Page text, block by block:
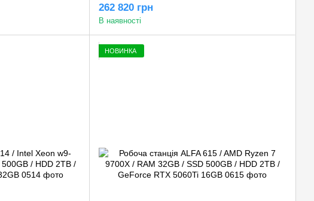
PRO 4000 Blackwell 24GB
262 820 грн
В наявності
НОВИНКА